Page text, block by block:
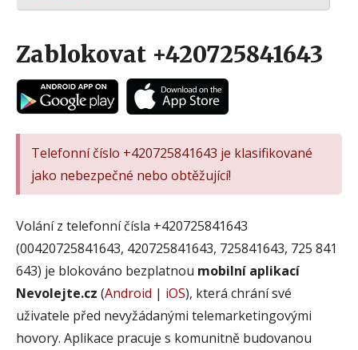
Zablokovat +420725841643
Telefonní číslo +420725841643 je klasifikované
jako nebezpečné nebo obtěžující!
Volání z telefonní čísla +420725841643
(00420725841643, 420725841643, 725841643, 725 841
643) je blokováno bezplatnou mobilní aplikací
Nevolejte.cz (Android | iOS), která chrání své
uživatele před nevyžádanými telemarketingovými
hovory. Aplikace pracuje s komunitně budovanou